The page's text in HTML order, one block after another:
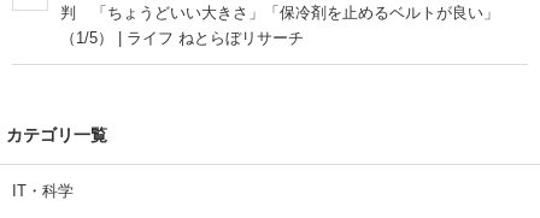
判 「ちょうどいい大きさ」「保冷剤を止めるベルトが良い」
（1/5） | ライフ ねとらぼリサーチ
カテゴリ一覧
IT・科学